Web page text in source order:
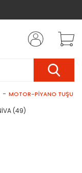
MOTOR-PİYANO TUŞU